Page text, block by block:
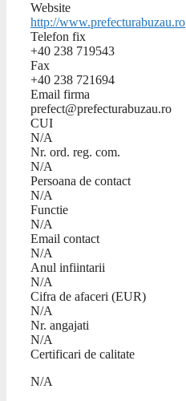
Website
http://www.prefecturabuzau.ro
Telefon fix
+40 238 719543
Fax
+40 238 721694
Email firma
prefect@prefecturabuzau.ro
CUI
N/A
Nr. ord. reg. com.
N/A
Persoana de contact
N/A
Functie
N/A
Email contact
N/A
Anul infiintarii
N/A
Cifra de afaceri (EUR)
N/A
Nr. angajati
N/A
Certificari de calitate
N/A